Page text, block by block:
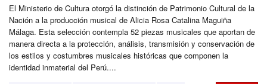
El Ministerio de Cultura otorgó la distinción de Patrimonio Cultural de la
Nación a la producción musical de Alicia Rosa Catalina Maguiña
Málaga. Esta selección contempla 52 piezas musicales que aportan de
manera directa a la protección, análisis, transmisión y conservación de
los estilos y costumbres musicales históricas que componen la
identidad inmaterial del Perú....